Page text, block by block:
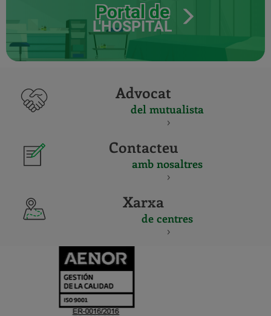
Portal de
L'HOSPITAL
Advocat
del mutualista
Contacteu
amb nosaltres
Xarxa
de centres